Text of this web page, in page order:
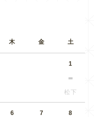
木 金 土
1
松下
6 7 8